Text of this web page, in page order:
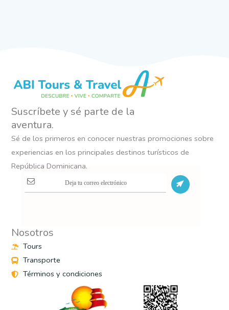
Suscríbete y sé parte de la
aventura.
Sé de los primeros en conocer nuestras promociones sobre
experiencias en los principales destinos turísticos de
República Dominicana.
S
Nosotros
Tours
Transporte
Términos y condiciones